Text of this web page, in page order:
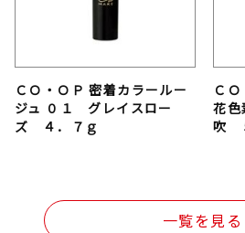
ＣＯ・ＯＰ 密着カラールー
ジュ ０１ グレイスロー
ズ ４．７ｇ
Ｃ
花
吹
一覧を見る